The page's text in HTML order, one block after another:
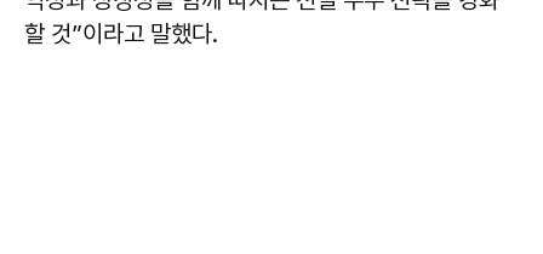
할 것”이라고 말했다.